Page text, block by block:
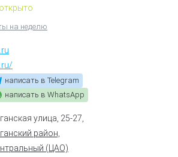
открыто
на неделю
написать в Telegram
написать в WhatsApp
улица, 25-27
район,
(ЦАО)